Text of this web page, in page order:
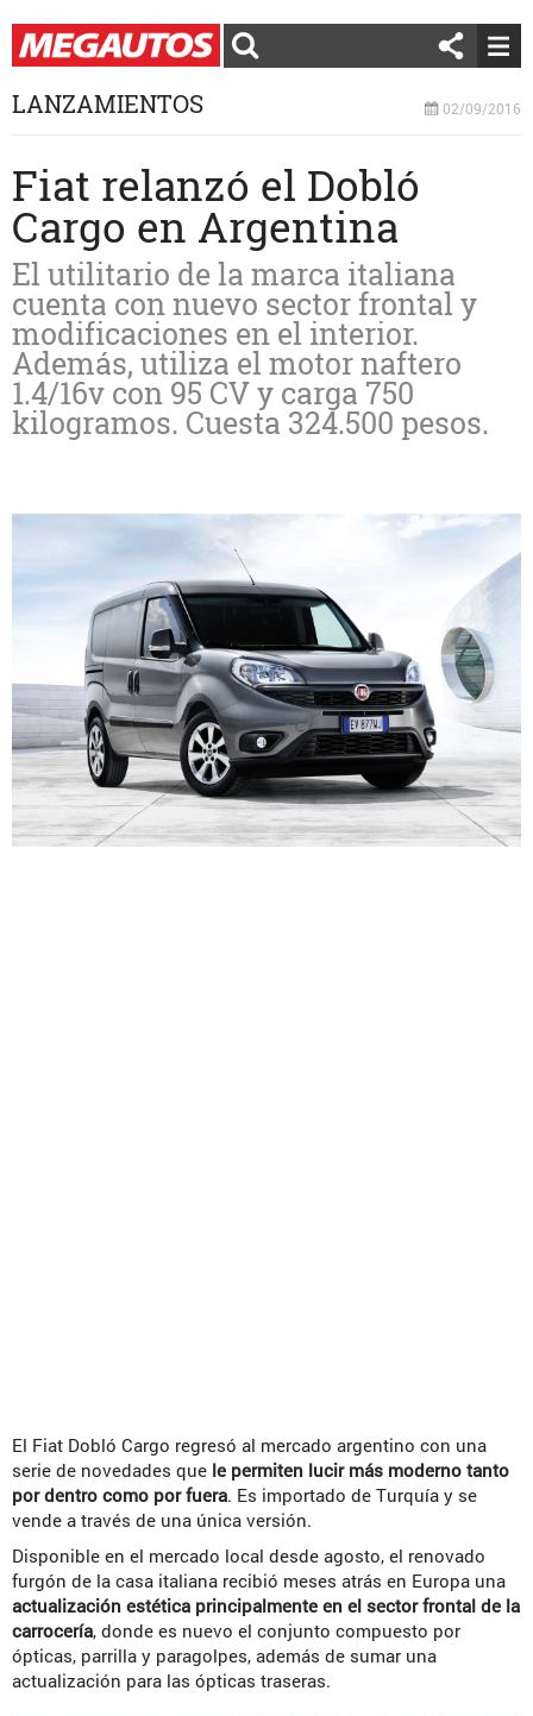
LANZAMIENTOS 02/09/2016
Fiat relanzó el Dobló
Cargo en Argentina
El utilitario de la marca italiana
cuenta con nuevo sector frontal y
modificaciones en el interior.
Además, utiliza el motor naftero
1.4/16v con 95 CV y carga 750
kilogramos. Cuesta 324.500 pesos.
El Fiat Dobló Cargo regresó al mercado argentino con una
serie de novedades que le permiten lucir más moderno tanto
por dentro como por fuera. Es importado de Turquía y se
vende a través de una única versión.
Disponible en el mercado local desde agosto, el renovado
furgón de la casa italiana recibió meses atrás en Europa una
actualización estética principalmente en el sector frontal de la
carrocería, donde es nuevo el conjunto compuesto por
ópticas, parrilla y paragolpes, además de sumar una
actualización para las ópticas traseras.